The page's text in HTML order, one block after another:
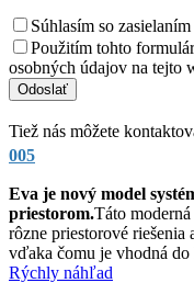
Súhlasím so
Použitím tohto
osobných údajov na tejto
Tiež nás môžete
005
Eva je nový model
priestorom.Táto moderná
rôzne priestorové
vďaka čomu je vhodná
Rýchly náhľad